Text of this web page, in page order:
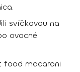
svíčkovou na
ovocné
macaroni